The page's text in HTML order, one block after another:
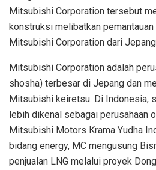
Mitsubishi Corporation tersebut
konstruksi melibatkan
Mitsubishi Corporation dari
Mitsubishi Corporation adalah
shosha) terbesar di Jepang dan
Mitsubishi keiretsu. Di Indonesia,
lebih dikenal sebagai perusahaan
Mitsubishi Motors Krama Yudha
bidang energy, MC mengusung
penjualan LNG melalui proyek